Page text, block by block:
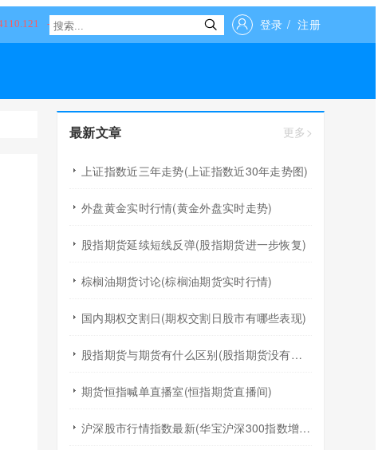
登录 / 注册
最新文章 更多>
上证指数近三年走势(上证指数近30年走势图)
外盘黄金实时行情(黄金外盘实时走势)
股指期货延续短线反弹(股指期货进一步恢复)
棕榈油期货讨论(棕榈油期货实时行情)
国内期权交割日(期权交割日股市有哪些表现)
股指期货与期货有什么区别(股指期货没有原油期货风险)
期货恒指喊单直播室(恒指期货直播间)
沪深股市行情指数最新(华宝沪深300指数增强a行情)